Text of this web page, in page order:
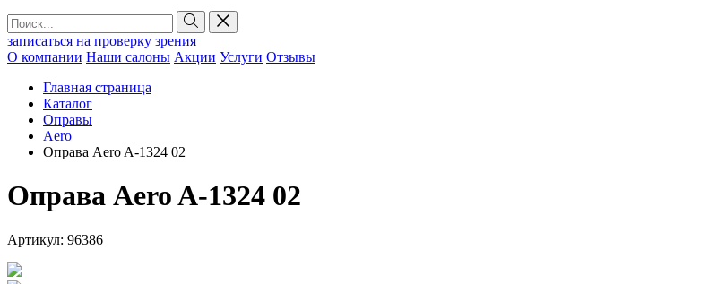
записаться на проверку зрения
О компании Наши салоны Акции Услуги Отзывы
Главная страница
Каталог
Оправы
Aero
Оправа Aero A-1324 02
Оправа Aero A-1324 02
Артикул: 96386